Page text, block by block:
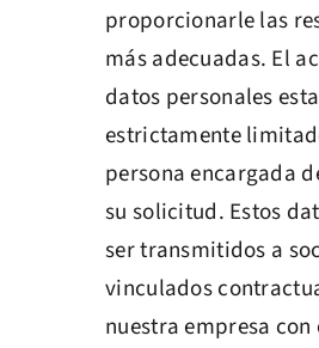
proporcionarle las
más adecuadas. El
datos personales
estrictamente
persona encargada
su solicitud. Estos
ser transmitidos a
vinculados
nuestra empresa